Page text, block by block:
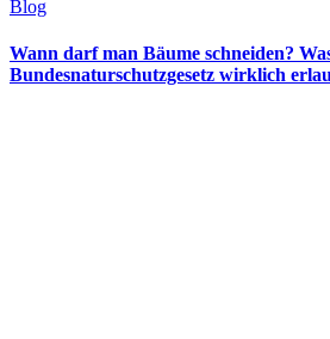
Blog
Wann darf man Bäume schneiden?
Bundesnaturschutzgesetz wirklich